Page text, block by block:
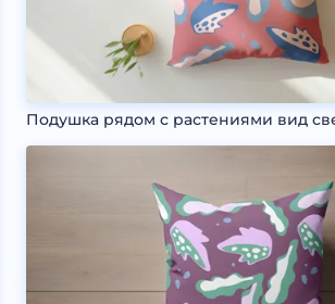
Подушка рядом с растениями вид